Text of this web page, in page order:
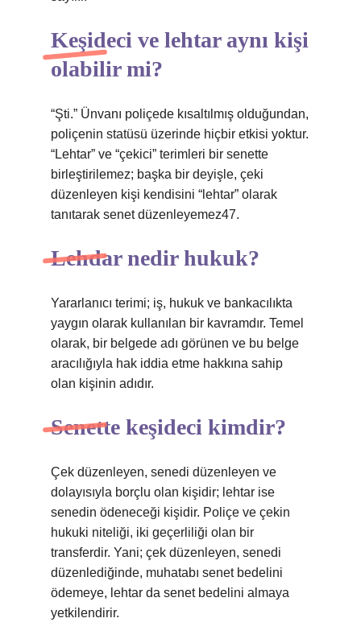
Keşideci ve lehtar aynı kişi
olabilir mi?
“Şti.” Ünvanı poliçede kısaltılmış olduğundan,
poliçenin statüsü üzerinde hiçbir etkisi yoktur.
“Lehtar” ve “çekici” terimleri bir senette
birleştirilemez; başka bir deyişle, çeki
düzenleyen kişi kendisini “lehtar” olarak
tanıtarak senet düzenleyemez47.
Lehdar nedir hukuk?
Yararlanıcı terimi; iş, hukuk ve bankacılıkta
yaygın olarak kullanılan bir kavramdır. Temel
olarak, bir belgede adı görünen ve bu belge
aracılığıyla hak iddia etme hakkına sahip
olan kişinin adıdır.
Senette keşideci kimdir?
Çek düzenleyen, senedi düzenleyen ve
dolayısıyla borçlu olan kişidir; lehtar ise
senedin ödeneceği kişidir. Poliçe ve çekin
hukuki niteliği, iki geçerliliği olan bir
transferdir. Yani; çek düzenleyen, senedi
düzenlediğinde, muhatabı senet bedelini
ödemeye, lehtar da senet bedelini almaya
yetkilendirir.